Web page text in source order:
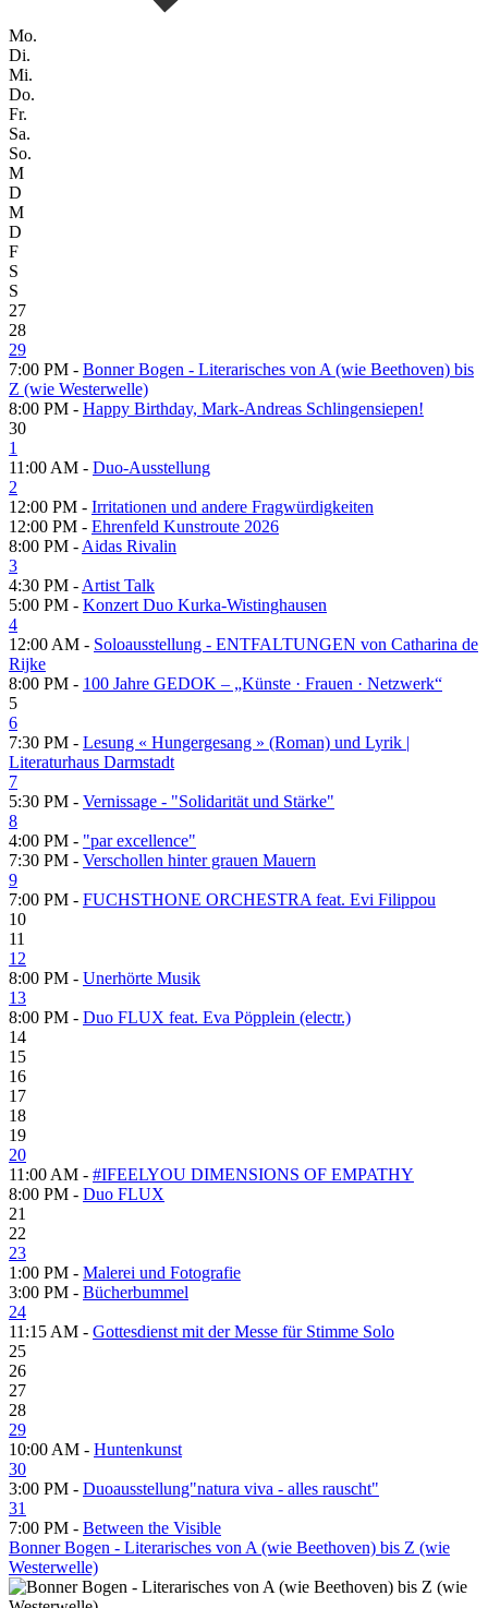
Mo.
Di.
Mi.
Do.
Fr.
Sa.
So.
M
D
M
D
F
S
S
27
28
29
7:00 PM - Bonner Bogen - Literarisches von A (wie Beethoven) bis
Z (wie Westerwelle)
8:00 PM - Happy Birthday, Mark-Andreas Schlingensiepen!
30
1
11:00 AM - Duo-Ausstellung
2
12:00 PM - Irritationen und andere Fragwürdigkeiten
12:00 PM - Ehrenfeld Kunstroute 2026
8:00 PM - Aidas Rivalin
3
4:30 PM - Artist Talk
5:00 PM - Konzert Duo Kurka-Wistinghausen
4
12:00 AM - Soloausstellung - ENTFALTUNGEN von Catharina de
Rijke
8:00 PM - 100 Jahre GEDOK – „Künste · Frauen · Netzwerk“
5
6
7:30 PM - Lesung « Hungergesang » (Roman) und Lyrik |
Literaturhaus Darmstadt
7
5:30 PM - Vernissage - "Solidarität und Stärke"
8
4:00 PM - "par excellence"
7:30 PM - Verschollen hinter grauen Mauern
9
7:00 PM - FUCHSTHONE ORCHESTRA feat. Evi Filippou
10
11
12
8:00 PM - Unerhörte Musik
13
8:00 PM - Duo FLUX feat. Eva Pöpplein (electr.)
14
15
16
17
18
19
20
11:00 AM - #IFEELYOU DIMENSIONS OF EMPATHY
8:00 PM - Duo FLUX
21
22
23
1:00 PM - Malerei und Fotografie
3:00 PM - Bücherbummel
24
11:15 AM - Gottesdienst mit der Messe für Stimme Solo
25
26
27
28
29
10:00 AM - Huntenkunst
30
3:00 PM - Duoausstellung"natura viva - alles rauscht"
31
7:00 PM - Between the Visible
Bonner Bogen - Literarisches von A (wie Beethoven) bis Z (wie
Westerwelle)